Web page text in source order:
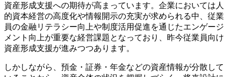
資産形成支援への期待が高まっています。企業においては人
的資本経営の高度化や情報開示の充実が求められる中、従業
員の金融リテラシー向上や制度活用促進を通じたエンゲージ
メント向上が重要な経営課題となっており、昨今従業員向け
資産形成支援が進みつつあります。
しかしながら、預金・証券・年金などの資産情報が分散して